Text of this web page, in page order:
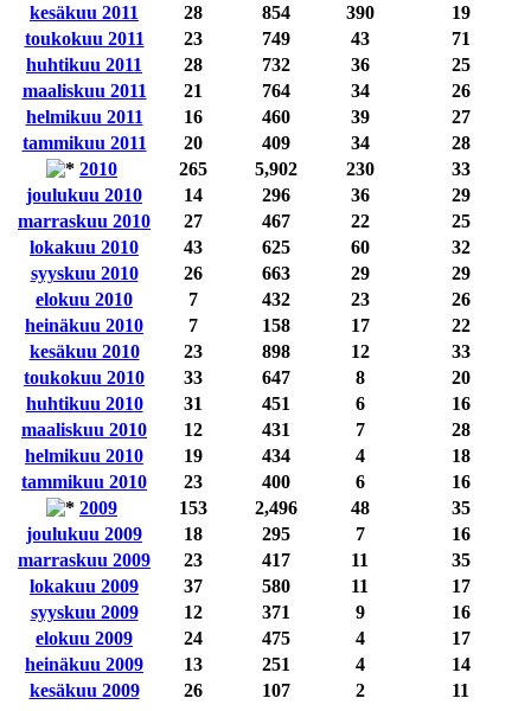
kesäkuu 2011
28 854 390
19
toukokuu 2011
23 749 43
71
huhtikuu 2011
28 732 36
25
maaliskuu 2011
21 764 34
26
helmikuu 2011
16 460 39
27
tammikuu 2011
20 409 34
28
2010
265 5,902 230
33
joulukuu 2010
14 296 36
29
marraskuu 2010
27 467 22
25
lokakuu 2010
43 625 60
32
syyskuu 2010
26 663 29
29
elokuu 2010
7 432 23
26
heinäkuu 2010
7 158 17
22
kesäkuu 2010
23 898 12
33
toukokuu 2010
33 647 8
20
huhtikuu 2010
31 451 6
16
maaliskuu 2010
12 431 7
28
helmikuu 2010
19 434 4
18
tammikuu 2010
23 400 6
16
2009
153 2,496 48
35
joulukuu 2009
18 295 7
16
marraskuu 2009
23 417 11
35
lokakuu 2009
37 580 11
17
syyskuu 2009
12 371 9
16
elokuu 2009
24 475 4
17
heinäkuu 2009
13 251 4
14
kesäkuu 2009
26 107 2 11